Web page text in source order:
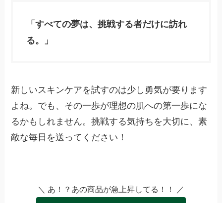
「すべての夢は、挑戦する者だけに訪れ
る。」
新しいスキンケアを試すのは少し勇気が要ります
よね。でも、その一歩が理想の肌への第一歩にな
るかもしれません。挑戦する気持ちを大切に、素
敵な毎日を送ってください！
＼ あ！？あの商品が急上昇してる！！ ／